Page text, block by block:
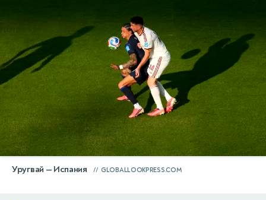
Уругвай — Испания GLOBALLOOKPRESS.COM